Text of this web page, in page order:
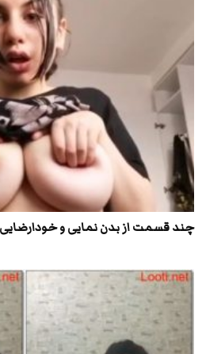
چند قسمت از بدن نمایی و خودارضایی